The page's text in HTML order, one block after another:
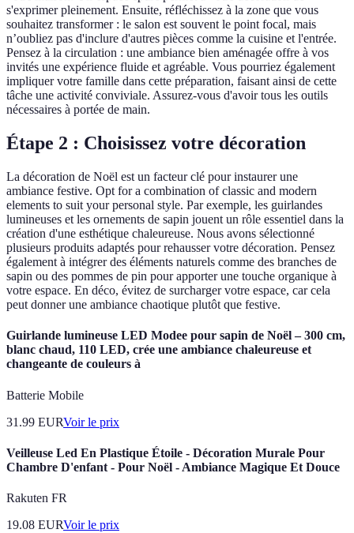
s'exprimer pleinement. Ensuite, réfléchissez à la zone que vous
souhaitez transformer : le salon est souvent le point focal, mais
n’oubliez pas d'inclure d'autres pièces comme la cuisine et l'entrée.
Pensez à la circulation : une ambiance bien aménagée offre à vos
invités une expérience fluide et agréable. Vous pourriez également
impliquer votre famille dans cette préparation, faisant ainsi de cette
tâche une activité conviviale. Assurez-vous d'avoir tous les outils
nécessaires à portée de main.
Étape 2 : Choisissez votre décoration
La décoration de Noël est un facteur clé pour instaurer une
ambiance festive. Opt for a combination of classic and modern
elements to suit your personal style. Par exemple, les guirlandes
lumineuses et les ornements de sapin jouent un rôle essentiel dans la
création d'une esthétique chaleureuse. Nous avons sélectionné
plusieurs produits adaptés pour rehausser votre décoration. Pensez
également à intégrer des éléments naturels comme des branches de
sapin ou des pommes de pin pour apporter une touche organique à
votre espace. En déco, évitez de surcharger votre espace, car cela
peut donner une ambiance chaotique plutôt que festive.
Guirlande lumineuse LED Modee pour sapin de Noël – 300 cm,
blanc chaud, 110 LED, crée une ambiance chaleureuse et
changeante de couleurs à
Batterie Mobile
31.99 EURVoir le prix
Veilleuse Led En Plastique Étoile - Décoration Murale Pour
Chambre D'enfant - Pour Noël - Ambiance Magique Et Douce
Rakuten FR
19.08 EURVoir le prix